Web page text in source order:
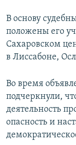
В основу
положены его
Сахаровском
в Лиссабоне,
Во время
подчеркнули,
деятельность
опасность и